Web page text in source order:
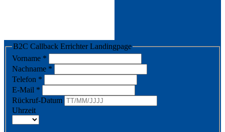
B2C Callback Errichter Landingpage
Vorname *
Nachname *
Telefon *
E-Mail *
Rückruf-Datum
Uhrzeit